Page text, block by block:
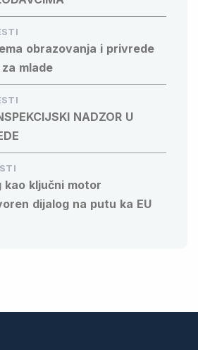
obrazovanja i privrede
mlade
NADZOR U
kao ključni motor
dijalog na putu ka EU